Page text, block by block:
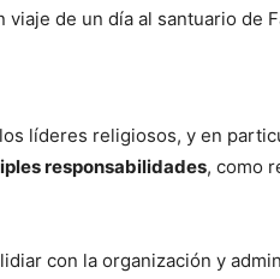
de un día al santuario de
líderes religiosos, y en
responsabilidades, como
con la organización y